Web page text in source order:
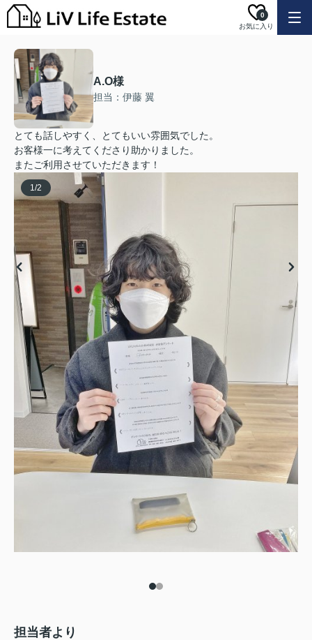
お気に入り
0
A.O様
担当：伊藤 翼
とても話しやすく、とてもいい雰囲気でした。
お客様一に考えてくださり助かりました。
またご利用させていただきます！
1/2
担当者より